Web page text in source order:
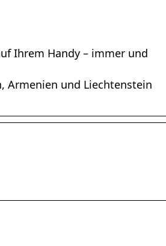
Ihrem Handy – immer und
Armenien und Liechtenstein